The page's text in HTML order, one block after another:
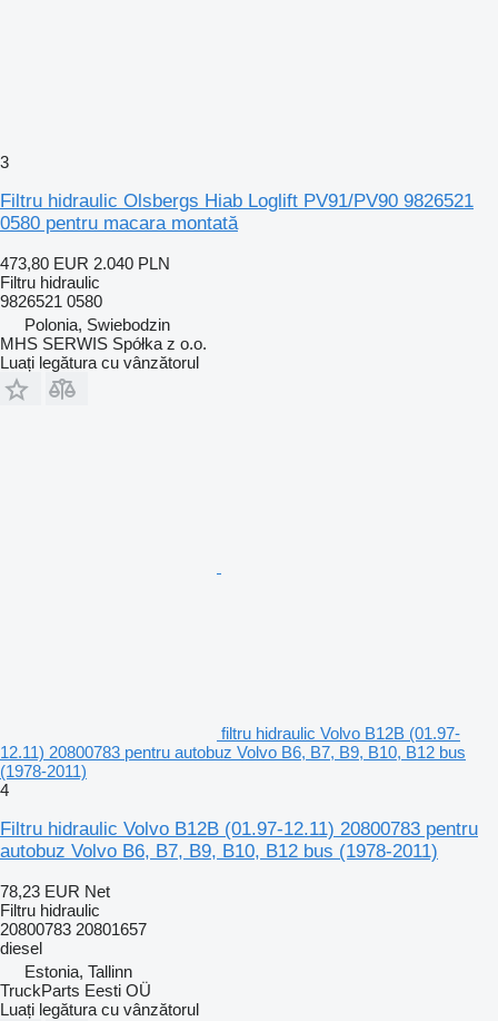
3
Filtru hidraulic Olsbergs Hiab Loglift PV91/PV90 9826521
0580 pentru macara montată
473,80 EUR 2.040 PLN
Filtru hidraulic
9826521 0580
Polonia, Swiebodzin
MHS SERWIS Spółka z o.o.
Luați legătura cu vânzătorul
filtru hidraulic Volvo B12B (01.97-
12.11) 20800783 pentru autobuz Volvo B6, B7, B9, B10, B12 bus
(1978-2011)
4
Filtru hidraulic Volvo B12B (01.97-12.11) 20800783 pentru
autobuz Volvo B6, B7, B9, B10, B12 bus (1978-2011)
78,23 EUR Net
Filtru hidraulic
20800783 20801657
diesel
Estonia, Tallinn
TruckParts Eesti OÜ
Luați legătura cu vânzătorul